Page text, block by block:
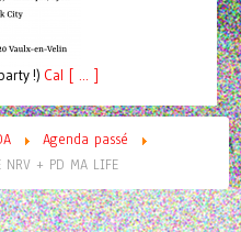
!) Cal [ ... ]
Agenda passé
NRV + PD MA LIFE